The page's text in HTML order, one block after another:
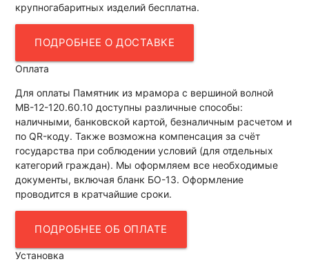
крупногабаритных изделий бесплатна.
ПОДРОБНЕЕ О ДОСТАВКЕ
Оплата
Для оплаты Памятник из мрамора с вершиной волной
МВ-12-120.60.10 доступны различные способы:
наличными, банковской картой, безналичным расчетом и
по QR-коду. Также возможна компенсация за счёт
государства при соблюдении условий (для отдельных
категорий граждан). Мы оформляем все необходимые
документы, включая бланк БО-13. Оформление
проводится в кратчайшие сроки.
ПОДРОБНЕЕ ОБ ОПЛАТЕ
Установка